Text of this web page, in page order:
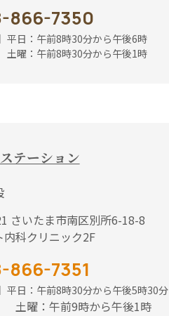
866-7350
平日：午前8時30分から午後6時
前8時30分から午後1時
テーション
さいたま市南区別所6-18-8
科クリニック2F
866-7351
平日： 午前8時30分から午後5時30分
： 午前9時から午後1時